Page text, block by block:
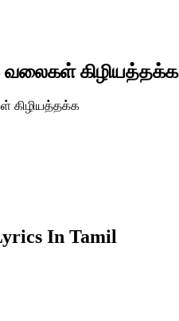
வலைகள் கிழியத்தக்க
கிழியத்தக்க
In Tamil